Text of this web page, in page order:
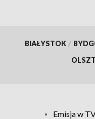
BIAŁYSTOK /
Emisja w